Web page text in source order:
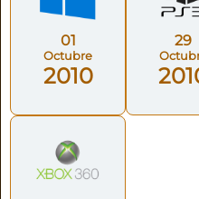
01
Octubre
2010
29